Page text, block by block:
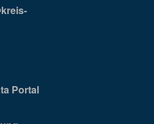
Portal